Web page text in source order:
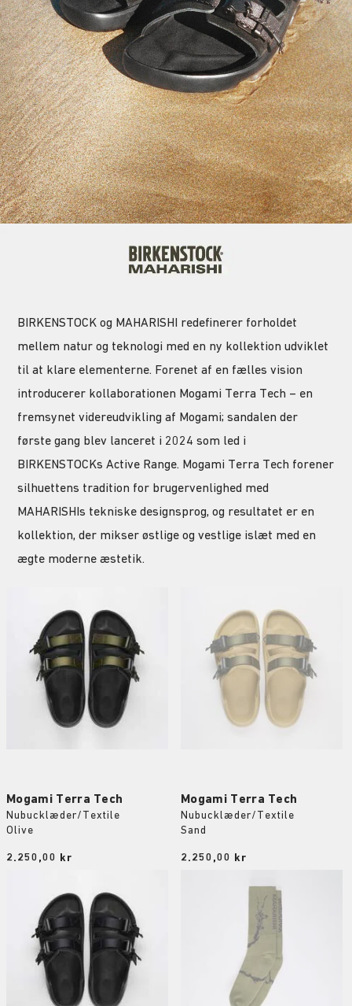
BIRKENSTOCK og MAHARISHI redefinerer forholdet
mellem natur og teknologi med en ny kollektion udviklet
til at klare elementerne. Forenet af en fælles vision
introducerer kollaborationen Mogami Terra Tech – en
fremsynet videreudvikling af Mogami; sandalen der
første gang blev lanceret i 2024 som led i
BIRKENSTOCKs Active Range. Mogami Terra Tech forener
silhuettens tradition for brugervenlighed med
MAHARISHIs tekniske designsprog, og resultatet er en
kollektion, der mikser østlige og vestlige islæt med en
ægte moderne æstetik.
Mogami Terra Tech
Nubucklæder/Textile
Olive
Price:
2.250,00 kr
Mogami Terra Tech
Nubucklæder/Textile
Sand
Price:
2.250,00 kr